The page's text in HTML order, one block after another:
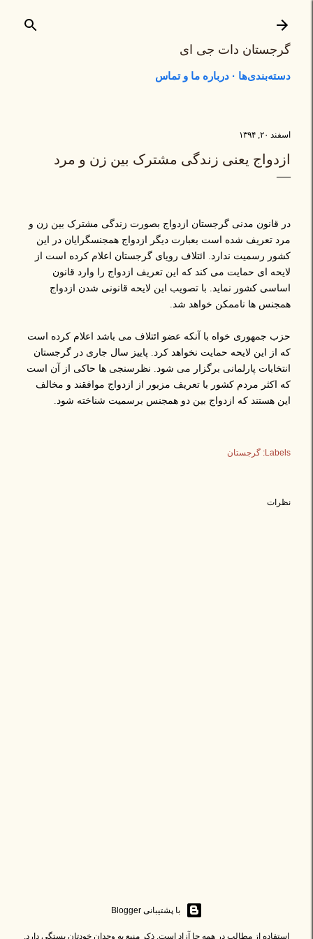
گرجستان دات جی ای
دسته‌بندی‌ها درباره ما و تماس
اسفند ۲۰, ۱۳۹۴
ازدواج یعنی زندگی مشترک بین زن و مرد
در قانون مدنی گرجستان ازدواج بصورت زندگی مشترک بین زن و
مرد تعریف شده است بعبارت دیگر ازدواج همجنسگرایان در این
کشور رسمیت ندارد. ائتلاف رویای گرجستان اعلام کرده است از
لایحه ای حمایت می کند که این تعریف ازدواج را وارد قانون
اساسی کشور نماید. با تصویب این لایحه قانونی شدن ازدواج
همجنس ها ناممکن خواهد شد.
حزب جمهوری خواه با آنکه عضو ائتلاف می باشد اعلام کرده است
که از این لایحه حمایت نخواهد کرد. پاییز سال جاری در گرجستان
انتخابات پارلمانی برگزار می شود. نظرسنجی ها حاکی از آن است
که اکثر مردم کشور با تعریف مزبور از ازدواج موافقند و مخالف
این هستند که ازدواج بین دو همجنس برسمیت شناخته شود.
Labels: گرجستان
نظرات
‏با پشتیبانی Blogger
استفاده از مطالب در همه جا آزاد است. ذکر منبع به وجدان خودتان بستگی دارد.